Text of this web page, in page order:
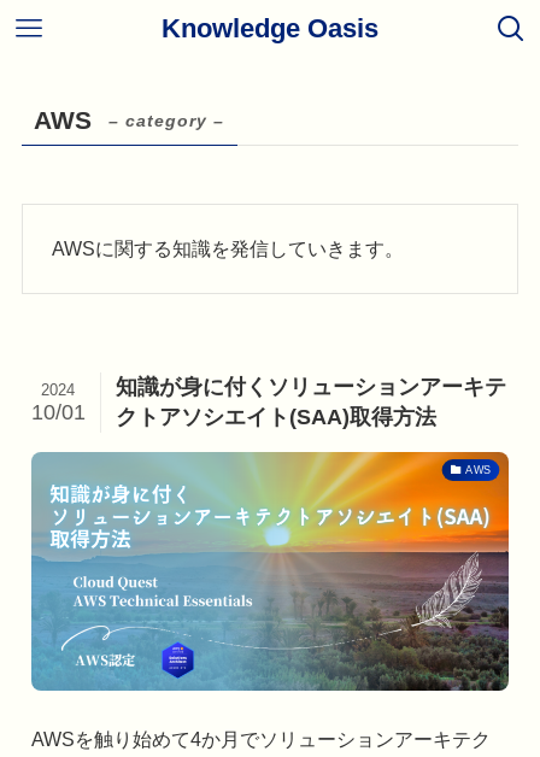
Knowledge Oasis
AWS – category –
AWSに関する知識を発信していきます。
知識が身に付くソリューションアーキテ
クトアソシエイト(SAA)取得方法
2024
10/01
AWS
AWSを触り始めて4か月でソリューションアーキテク